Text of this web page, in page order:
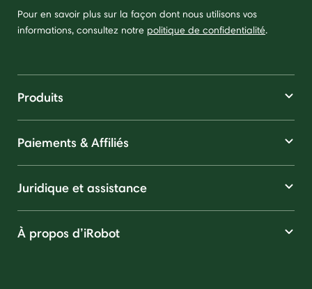
Pour en savoir plus sur la façon dont nous utilisons vos
informations, consultez notre politique de confidentialité.
Produits
Paiements & Affiliés
Juridique et assistance
À propos d’iRobot